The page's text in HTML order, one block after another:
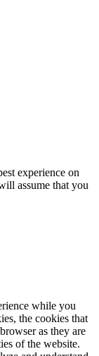
experience on
assume that you
while you
the cookies that
as they are
of the website.